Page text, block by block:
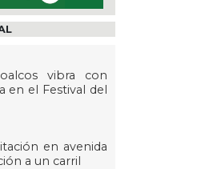
vibra con
en el Festival del
en avenida
a un carril